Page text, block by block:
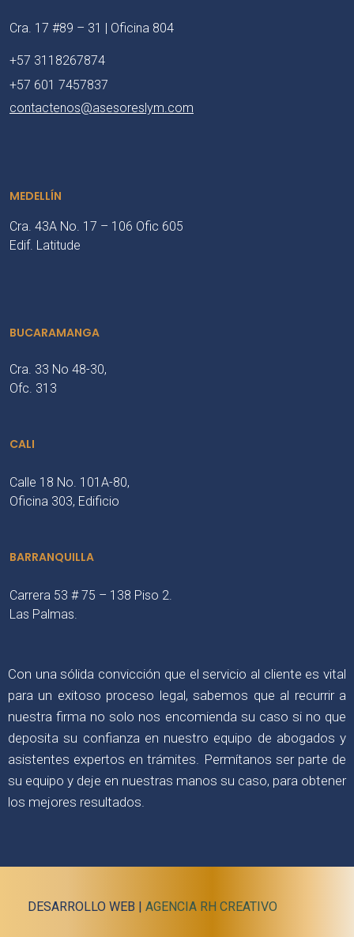
Cra. 17 #89 – 31 | Oficina 804
+57 3118267874
+57 601 7457837
contactenos@asesoreslym.com
MEDELLÍN
Cra. 43A No. 17 – 106 Ofic 605
Edif. Latitude
BUCARAMANGA
Cra. 33 No 48-30,
Ofc. 313
CALI
Calle 18 No. 101A-80,
Oficina 303, Edificio
BARRANQUILLA
Carrera 53 # 75 – 138 Piso 2.
Las Palmas.
Con una sólida convicción que el servicio al cliente es vital
para un exitoso proceso legal, sabemos que al recurrir a
nuestra firma no solo nos encomienda su caso si no que
deposita su confianza en nuestro equipo de abogados y
asistentes expertos en trámites. Permítanos ser parte de
su equipo y deje en nuestras manos su caso, para obtener
los mejores resultados.
DESARROLLO WEB | AGENCIA RH CREATIVO